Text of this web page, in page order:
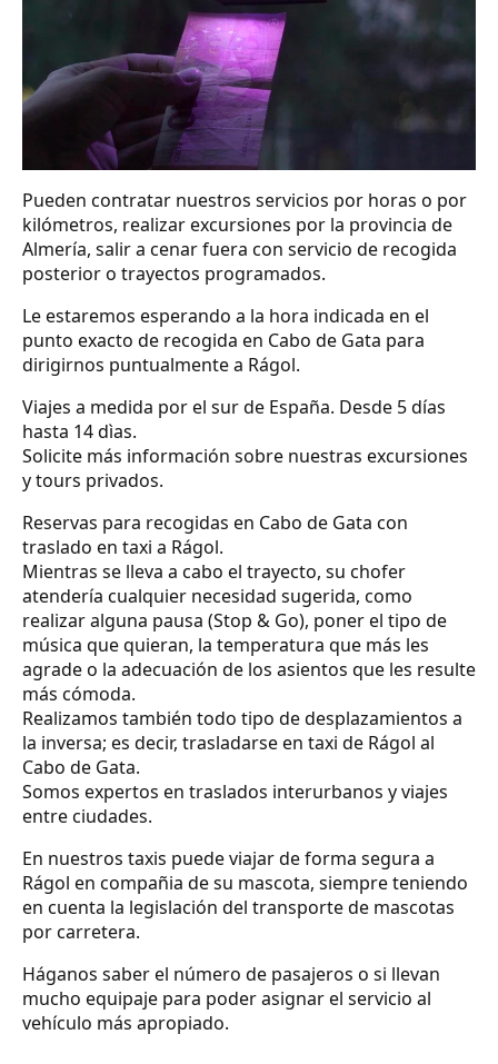
Pueden contratar nuestros servicios por horas o por
kilómetros, realizar excursiones por la provincia de
Almería, salir a cenar fuera con servicio de recogida
posterior o trayectos programados.
Le estaremos esperando a la hora indicada en el
punto exacto de recogida en Cabo de Gata para
dirigirnos puntualmente a Rágol.
Viajes a medida por el sur de España. Desde 5 días
hasta 14 dìas.
Solicite más información sobre nuestras excursiones
y tours privados.
Reservas para recogidas en Cabo de Gata con
traslado en taxi a Rágol.
Mientras se lleva a cabo el trayecto, su chofer
atendería cualquier necesidad sugerida, como
realizar alguna pausa (Stop & Go), poner el tipo de
música que quieran, la temperatura que más les
agrade o la adecuación de los asientos que les resulte
más cómoda.
Realizamos también todo tipo de desplazamientos a
la inversa; es decir, trasladarse en taxi de Rágol al
Cabo de Gata.
Somos expertos en traslados interurbanos y viajes
entre ciudades.
En nuestros taxis puede viajar de forma segura a
Rágol en compañia de su mascota, siempre teniendo
en cuenta la legislación del transporte de mascotas
por carretera.
Háganos saber el número de pasajeros o si llevan
mucho equipaje para poder asignar el servicio al
vehículo más apropiado.